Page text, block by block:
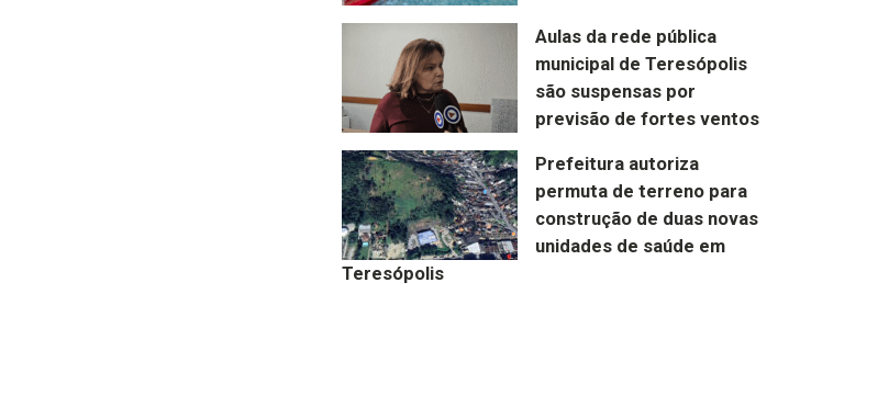
Aulas da rede pública
municipal de Teresópolis
são suspensas por
previsão de fortes ventos
Prefeitura autoriza
permuta de terreno para
construção de duas novas
unidades de saúde em
Teresópolis